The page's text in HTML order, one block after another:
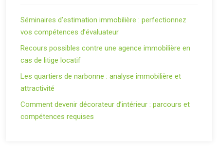
Séminaires d’estimation immobilière : perfectionnez
vos compétences d’évaluateur
Recours possibles contre une agence immobilière en
cas de litige locatif
Les quartiers de narbonne : analyse immobilière et
attractivité
Comment devenir décorateur d’intérieur : parcours et
compétences requises